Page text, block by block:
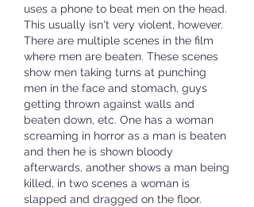
uses a phone to beat men on the head.
This usually isn't very violent, however.
There are multiple scenes in the film
where men are beaten. These scenes
show men taking turns at punching
men in the face and stomach, guys
getting thrown against walls and
beaten down, etc. One has a woman
screaming in horror as a man is beaten
and then he is shown bloody
afterwards, another shows a man being
killed, in two scenes a woman is
slapped and dragged on the floor.